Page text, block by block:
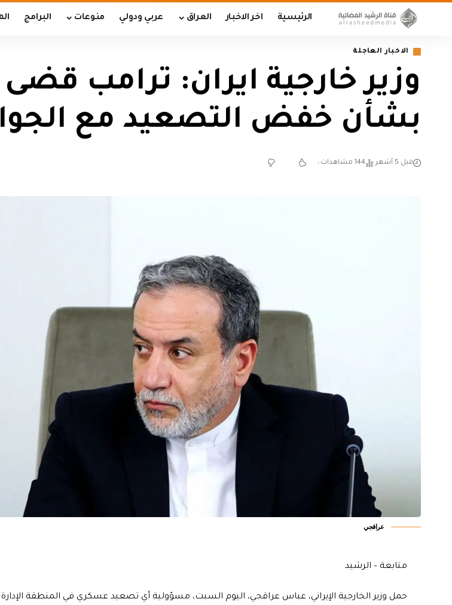
الرئيسية اخر الاخبار العراق عربي ودولي منوعات البرامج
الاخبار العاجلة
وزير خارجية ايران: ترامب
بشأن خفض التصعيد مع
قبل 5 أشهر 144 مشاهدات
عراقجي
متابعة – الرشيد
حمل وزير الخارجية الإيراني، عباس عراقجي، اليوم السبت، مسؤولية أي تصعيد عسكري في المنطقة الإدارة